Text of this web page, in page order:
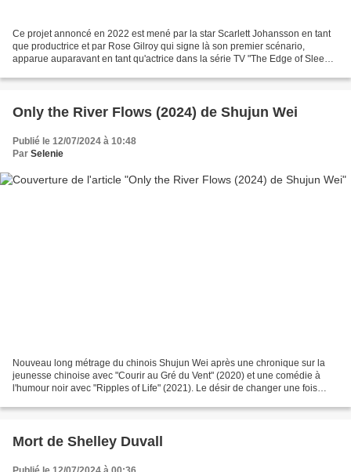
Ce projet annoncé en 2022 est mené par la star Scarlett Johansson en tant
que productrice et par Rose Gilroy qui signe là son premier scénario,
apparue auparavant en tant qu'actrice dans la série TV "The Edge of Sleep"
Only the River Flows (2024) de Shujun Wei
Publié le 12/07/2024 à 10:48
Par Selenie
Nouveau long métrage du chinois Shujun Wei après une chronique sur la
jeunesse chinoise avec "Courir au Gré du Vent" (2020) et une comédie à
l'humour noir avec "Ripples of Life" (2021). Le désir de changer une fois
Mort de Shelley Duvall